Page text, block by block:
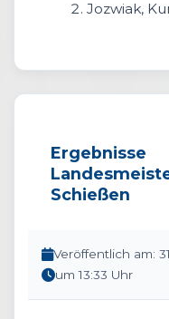
Jozwiak,
Ergebnisse
Schießen
Veröffentlich am:
um 13:33 Uhr